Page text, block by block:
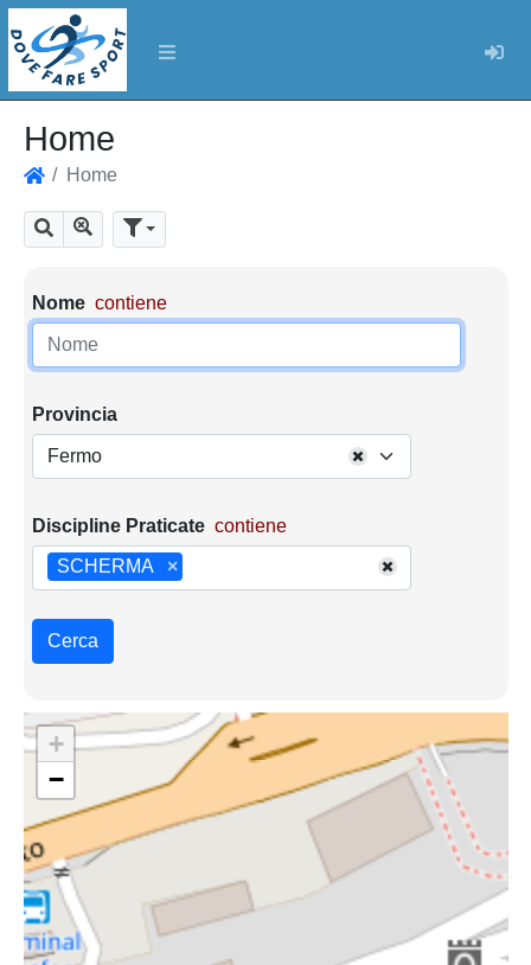
Home
Home
Cerca Mostra tutti i risultati
Parametri di ricerca
Nome contiene
Provincia
Fermo
Discipline Praticate contiene
×
SCHERMA
Cerca
+
−